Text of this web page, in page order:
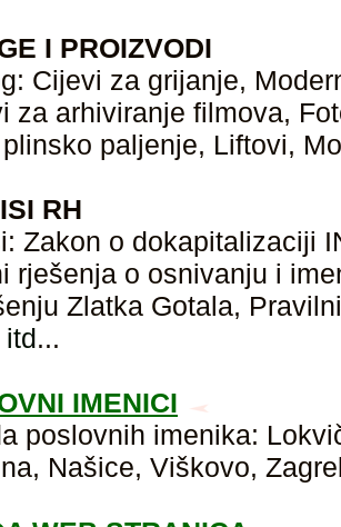
I PROIZVODI
Cijevi za grijanje,
za arhiviranje filmova,
paljenje, Liftovi,
RH
Zakon o dokapitalizaciji
rješenja o osnivanju i
Zlatka Gotala,
itd...
IMENICI
poslovnih imenika:
Našice, Viškovo,